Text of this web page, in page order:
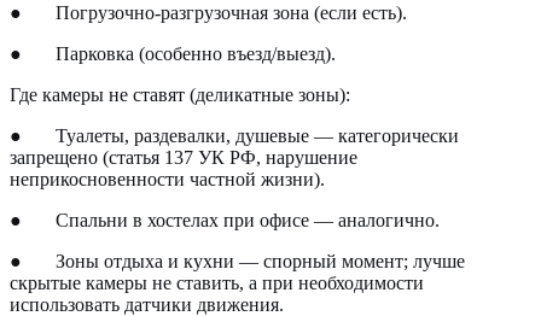
● Погрузочно-разгрузочная зона (если есть).
● Парковка (особенно въезд/выезд).
Где камеры не ставят (деликатные зоны):
● Туалеты, раздевалки, душевые — категорически
запрещено (статья 137 УК РФ, нарушение
неприкосновенности частной жизни).
● Спальни в хостелах при офисе — аналогично.
● Зоны отдыха и кухни — спорный момент; лучше
скрытые камеры не ставить, а при необходимости
использовать датчики движения.